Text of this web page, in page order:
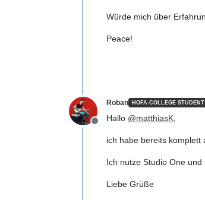
Würde mich über
Peace!
Offline
Roban HOFA-COLLEGE STUDENT
Hallo @matthiasK
ich habe bereits komplett
Ich nutze Studio One
Liebe Grüße